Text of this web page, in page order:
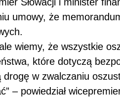
umowy, że
wiemy, że wszystkie
które dotyczą
drogę w zwalczaniu
– powiedział